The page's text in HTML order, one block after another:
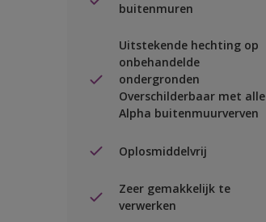
buitenmuren
Uitstekende hechting op
onbehandelde
ondergronden
Overschilderbaar met alle
Alpha buitenmuurverven
Oplosmiddelvrij
Zeer gemakkelijk te
verwerken